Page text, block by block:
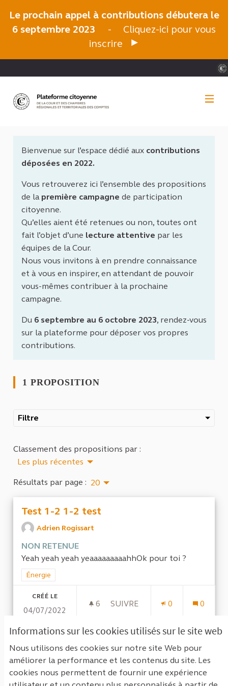
Informations sur les cookies utilisés sur le site web
Nous utilisons des cookies sur notre site Web pour
améliorer la performance et les contenus du site. Les
cookies nous permettent de fournir une expérience
Le prochain appel à contributions débutera le
6 septembre 2023
-
Cliquez-ici pour vous
inscrire
Bienvenue sur l’espace dédié aux contributions
déposées en 2022.
Vous retrouverez ici l’ensemble des propositions
de la première campagne de participation
citoyenne.
Qu’elles aient été retenues ou non, toutes ont
fait l’objet d’une lecture attentive par les
équipes de la Cour.
Nous vous invitons à en prendre connaissance
et à vous en inspirer, en attendant de pouvoir
vous-mêmes contribuer à la prochaine
campagne.
Du 6 septembre au 6 octobre 2023, rendez-vous
sur la plateforme pour déposer vos propres
contributions.
1 PROPOSITION
Filtre
Classement des propositions par :
Les plus récentes
Résultats par page : 20
Test 1-2 1-2 test
Adrien Rogissart
NON RETENUE
Yeah yeah yeah yeaaaaaaaaahhOk pour toi ?
Filtrer les résultats de la catégorie : Énergie
Énergie
CRÉÉ LE
04/07/2022
6 6 ABONNÉS
SUIVRE
0 0
Voir toutes les propositions retirées